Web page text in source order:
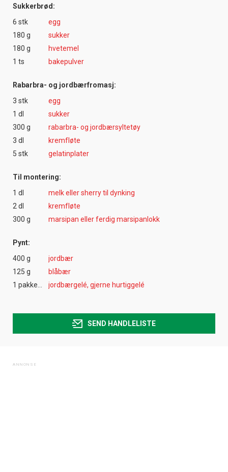
Sukkerbrød:
6 stk
egg
180 g
sukker
180 g
hvetemel
1 ts
bakepulver
Rabarbra- og jordbærfromasj:
3 stk
egg
1 dl
sukker
300 g
rabarbra- og jordbærsyltetøy
3 dl
kremfløte
5 stk
gelatinplater
Til montering:
1 dl
melk eller sherry til dynking
2 dl
kremfløte
300 g
marsipan eller ferdig marsipanlokk
Pynt:
400 g
jordbær
125 g
blåbær
jordbærgelé, gjerne hurtiggelé
SEND HANDLELISTE